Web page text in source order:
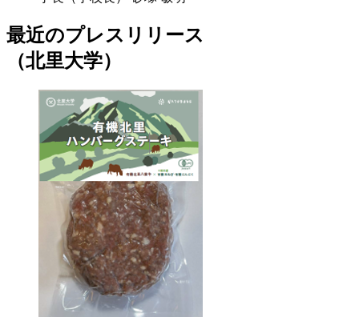
最近のプレスリリース
（北里大学）